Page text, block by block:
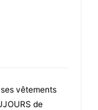
vêtements
de